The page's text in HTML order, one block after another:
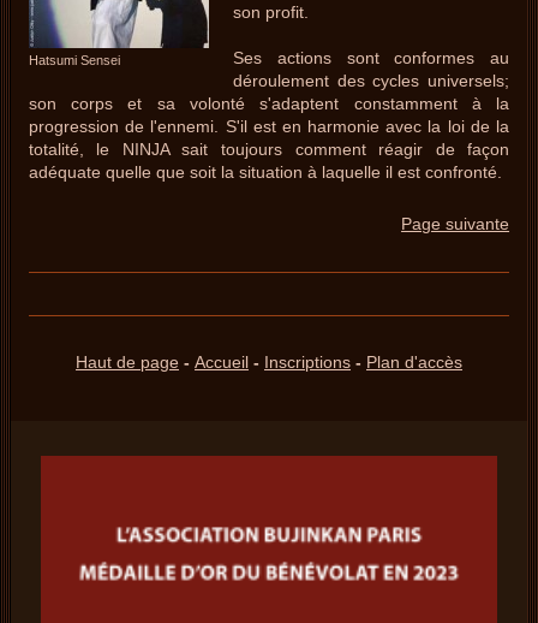
Hatsumi Sensei
son profit.
Ses actions sont conformes au
déroulement des cycles universels;
son corps et sa volonté s'adaptent constamment à la
progression de l'ennemi. S'il est en harmonie avec la loi de la
totalité, le NINJA sait toujours comment réagir de façon
adéquate quelle que soit la situation à laquelle il est confronté.
Page suivante
Haut de page - Accueil - Inscriptions - Plan d'accès